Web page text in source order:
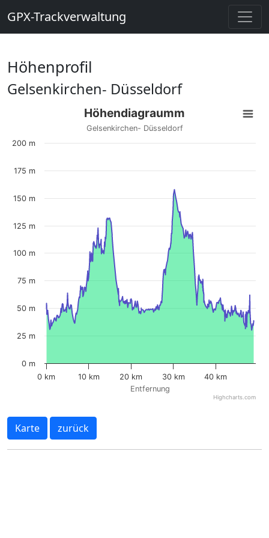
GPX-Trackverwaltung
Höhenprofil
Gelsenkirchen- Düsseldorf
Entfernung
Höhendiagraumm
Gelsenkirchen- Düsseldorf
0 km 10 km 20 km 30 km 40 km
0 m
25 m
50 m
75 m
100 m
125 m
150 m
175 m
200 m
Highcharts.com
Karte zurück